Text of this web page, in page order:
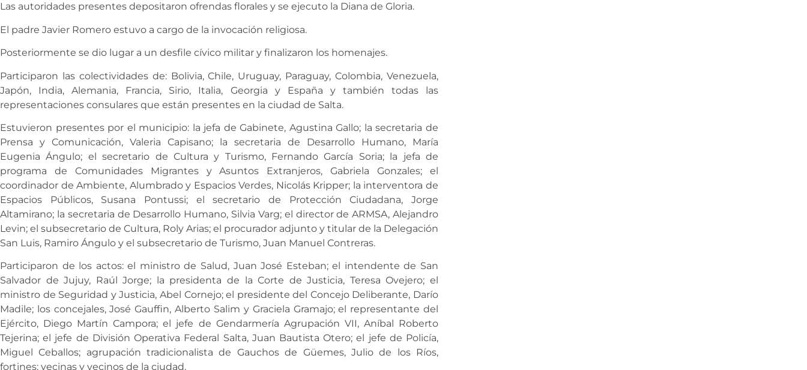
Las autoridades presentes depositaron ofrendas florales y se ejecuto la Diana de Gloria.
El padre Javier Romero estuvo a cargo de la invocación religiosa.
Posteriormente se dio lugar a un desfile cívico militar y finalizaron los homenajes.
Participaron las colectividades de: Bolivia, Chile, Uruguay, Paraguay, Colombia, Venezuela,
Japón, India, Alemania, Francia, Sirio, Italia, Georgia y España y también todas las
representaciones consulares que están presentes en la ciudad de Salta.
Estuvieron presentes por el municipio: la jefa de Gabinete, Agustina Gallo; la secretaria de
Prensa y Comunicación, Valeria Capisano; la secretaria de Desarrollo Humano, María
Eugenia Ángulo; el secretario de Cultura y Turismo, Fernando García Soria; la jefa de
programa de Comunidades Migrantes y Asuntos Extranjeros, Gabriela Gonzales; el
coordinador de Ambiente, Alumbrado y Espacios Verdes, Nicolás Kripper; la interventora de
Espacios Públicos, Susana Pontussi; el secretario de Protección Ciudadana, Jorge
Altamirano; la secretaria de Desarrollo Humano, Silvia Varg; el director de ARMSA, Alejandro
Levin; el subsecretario de Cultura, Roly Arias; el procurador adjunto y titular de la Delegación
San Luis, Ramiro Ángulo y el subsecretario de Turismo, Juan Manuel Contreras.
Participaron de los actos: el ministro de Salud, Juan José Esteban; el intendente de San
Salvador de Jujuy, Raúl Jorge; la presidenta de la Corte de Justicia, Teresa Ovejero; el
ministro de Seguridad y Justicia, Abel Cornejo; el presidente del Concejo Deliberante, Darío
Madile; los concejales, José Gauffin, Alberto Salim y Graciela Gramajo; el representante del
Ejército, Diego Martín Campora; el jefe de Gendarmería Agrupación VII, Aníbal Roberto
Tejerina; el jefe de División Operativa Federal Salta, Juan Bautista Otero; el jefe de Policía,
Miguel Ceballos; agrupación tradicionalista de Gauchos de Güemes, Julio de los Ríos,
fortines; vecinas y vecinos de la ciudad.